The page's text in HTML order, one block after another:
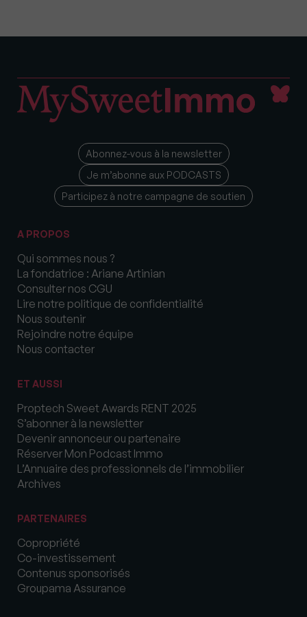
Abonnez-vous à la newsletter
Je m’abonne aux PODCASTS
Participez à notre campagne de soutien
A PROPOS
Qui sommes nous ?
La fondatrice : Ariane Artinian
Consulter nos CGU
Lire notre politique de confidentialité
Nous soutenir
Rejoindre notre équipe
Nous contacter
ET AUSSI
Proptech Sweet Awards RENT 2025
S’abonner à la newsletter
Devenir annonceur ou partenaire
Réserver Mon Podcast Immo
L’Annuaire des professionnels de l’immobilier
Archives
PARTENAIRES
Copropriété
Co-investissement
Contenus sponsorisés
Groupama Assurance